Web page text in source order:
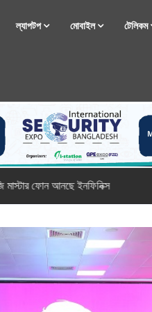
ল্যাপটপ মোবাইল টেলিকম
নতুন সি-সিরিজ স্মার্টফোন নিয়ে আসছে